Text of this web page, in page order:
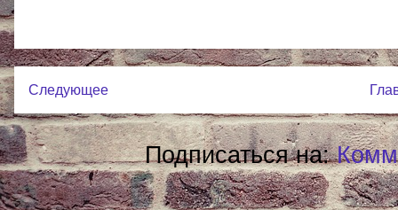
Следующее
Подписаться на: